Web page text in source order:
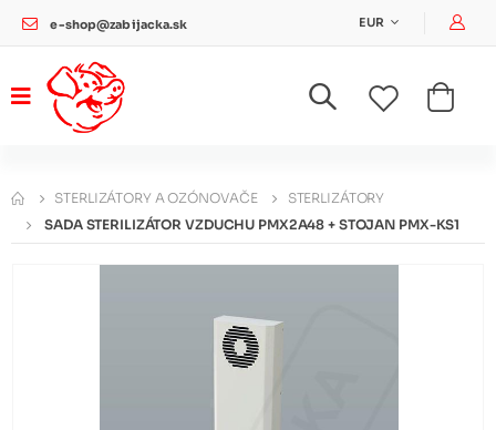
e-shop@zabijacka.sk EUR
STERLIZÁTORY A OZÓNOVAČE
STERLIZÁTORY
SADA STERILIZÁTOR VZDUCHU PMX2A48 + STOJAN PMX-KS1